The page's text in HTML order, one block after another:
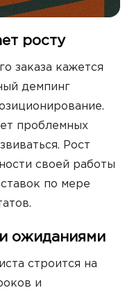
росту
заказа кажется
демпинг
проблемных
Рост
своей работы
по мере
ожиданиями
строится на
и